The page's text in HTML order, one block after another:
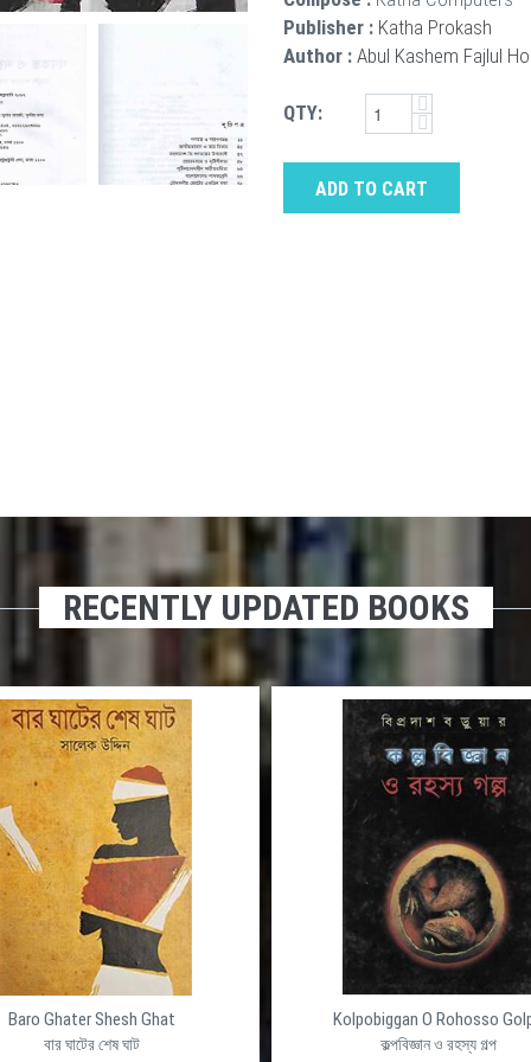
Publisher : Katha Prokash
Author : Abul Kashem Fajlul
QTY:
ADD TO CART
RECENTLY UPDATED BOOKS
Baro Ghater Shesh Ghat
বার ঘাটের শেষ ঘাট
Kolpobiggan O Rohosso
কল্পবিজ্ঞান ও রহস্য গল্প